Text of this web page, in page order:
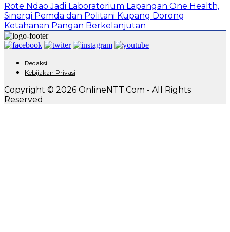
Rote Ndao Jadi Laboratorium Lapangan One Health,
Sinergi Pemda dan Politani Kupang Dorong
Ketahanan Pangan Berkelanjutan
Redaksi
Kebijakan Privasi
Copyright © 2026 OnlineNTT.Com - All Rights
Reserved